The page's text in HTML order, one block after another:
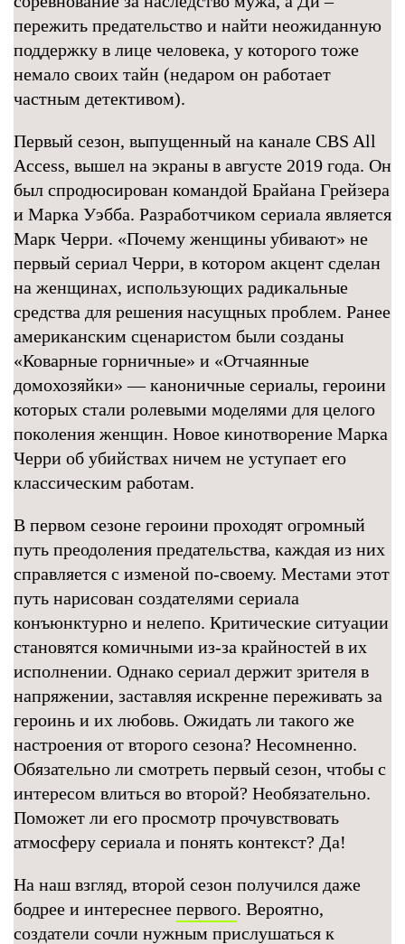
пережить предательство и найти неожиданную
поддержку в лице человека, у которого тоже
немало своих тайн (недаром он работает
частным детективом).
Первый сезон, выпущенный на канале CBS All
Access, вышел на экраны в августе 2019 года. Он
был спродюсирован командой Брайана Грейзера
и Марка Уэбба. Разработчиком сериала является
Марк Черри. «Почему женщины убивают» не
первый сериал Черри, в котором акцент сделан
на женщинах, использующих радикальные
средства для решения насущных проблем. Ранее
американским сценаристом были созданы
«Коварные горничные» и «Отчаянные
домохозяйки» — каноничные сериалы, героини
которых стали ролевыми моделями для целого
поколения женщин. Новое кинотворение Марка
Черри об убийствах ничем не уступает его
классическим работам.
В первом сезоне героини проходят огромный
путь преодоления предательства, каждая из них
справляется с изменой по-своему. Местами этот
путь нарисован создателями сериала
конъюнктурно и нелепо. Критические ситуации
становятся комичными из-за крайностей в их
исполнении. Однако сериал держит зрителя в
напряжении, заставляя искренне переживать за
героинь и их любовь. Ожидать ли такого же
настроения от второго сезона? Несомненно.
Обязательно ли смотреть первый сезон, чтобы с
интересом влиться во второй? Необязательно.
Поможет ли его просмотр прочувствовать
атмосферу сериала и понять контекст? Да!
На наш взгляд, второй сезон получился даже
бодрее и интереснее первого. Вероятно,
создатели сочли нужным прислушаться к